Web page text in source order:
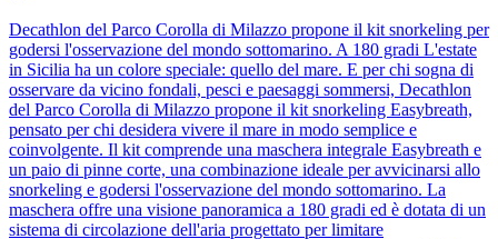
Decathlon del Parco Corolla di Milazzo propone il kit snorkeling per
godersi l'osservazione del mondo sottomarino. A 180 gradi L'estate
in Sicilia ha un colore speciale: quello del mare. E per chi sogna di
osservare da vicino fondali, pesci e paesaggi sommersi, Decathlon
del Parco Corolla di Milazzo propone il kit snorkeling Easybreath,
pensato per chi desidera vivere il mare in modo semplice e
coinvolgente. Il kit comprende una maschera integrale Easybreath e
un paio di pinne corte, una combinazione ideale per avvicinarsi allo
snorkeling e godersi l'osservazione del mondo sottomarino. La
maschera offre una visione panoramica a 180 gradi ed è dotata di un
sistema di circolazione dell'aria progettato per limitare